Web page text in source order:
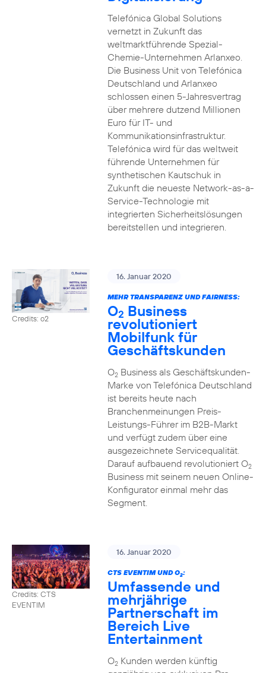
Telefónica Global Solutions
vernetzt in Zukunft das
weltmarktführende Spezial-
Chemie-Unternehmen Arlanxeo.
Die Business Unit von Telefónica
Deutschland und Arlanxeo
schlossen einen 5-Jahresvertrag
über mehrere dutzend Millionen
Euro für IT- und
Kommunikationsinfrastruktur.
Telefónica wird für das weltweit
führende Unternehmen für
synthetischen Kautschuk in
Zukunft die neueste Network-as-a-
Service-Technologie mit
integrierten Sicherheitslösungen
bereitstellen und integrieren.
Credits: o2
16. Januar 2020
MEHR TRANSPARENZ UND FAIRNESS:
O2 Business
revolutioniert
Mobilfunk für
Geschäftskunden
O2Business als Geschäftskunden-
Marke von Telefónica Deutschland
ist bereits heute nach
Branchenmeinungen Preis-
Leistungs-Führer im B2B-Markt
und verfügt zudem über eine
ausgezeichnete Servicequalität.
Darauf aufbauend revolutioniert O2
Business mit seinem neuen Online-
Konfigurator einmal mehr das
Segment.
Credits: CTS
EVENTIM
16. Januar 2020
CTS EVENTIM UND O2:
Umfassende und
mehrjährige
Partnerschaft im
Bereich Live
Entertainment
O2Kunden werden künftig